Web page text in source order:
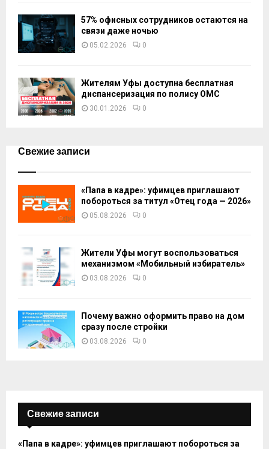
57% офисных сотрудников остаются на
связи даже ночью
05.02.2026 0
Жителям Уфы доступна бесплатная
диспансеризация по полису ОМС
30.01.2026 0
Свежие записи
«Папа в кадре»: уфимцев приглашают
побороться за титул «Отец года — 2026»
05.08.2026 0
Жители Уфы могут воспользоваться
механизмом «Мобильный избиратель»
03.08.2026 0
Почему важно оформить право на дом
сразу после стройки
03.08.2026 0
Свежие записи
«Папа в кадре»: уфимцев приглашают побороться за